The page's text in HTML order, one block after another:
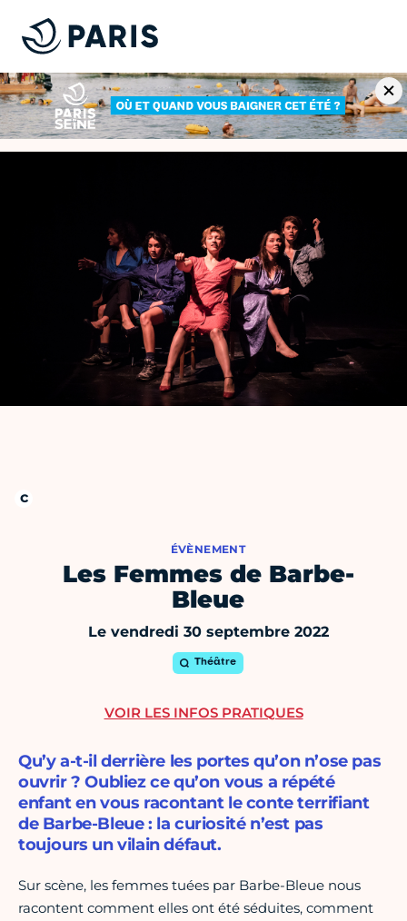
ÉVÈNEMENT
Les Femmes de Barbe-
Bleue
Le vendredi 30 septembre 2022
Théâtre
Qu’y a-t-il derrière les portes qu’on n’ose pas
ouvrir ? Oubliez ce qu’on vous a répété
enfant en vous racontant le conte terrifiant
de Barbe-Bleue : la curiosité n’est pas
toujours un vilain défaut.
Sur scène, les femmes tuées par Barbe-Bleue nous
racontent comment elles ont été séduites, comment
VOIR LES INFOS PRATIQUES